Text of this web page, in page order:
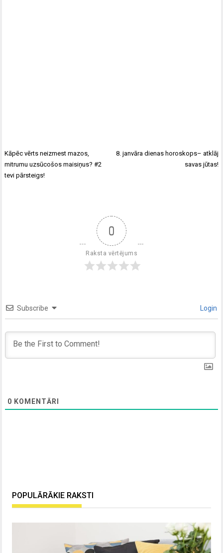
Kāpēc vērts neizmest mazos,
mitrumu uzsūcošos maisiņus? #2
tevi pārsteigs!
8. janvāra dienas horoskops– atklāj
savas jūtas!
0
Raksta vērtējums
Subscribe Login
0 KOMENTĀRI
POPULĀRĀKIE RAKSTI